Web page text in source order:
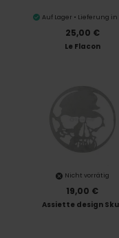
Auf Lager • Lieferung in
25,00 €
Le Flacon
Nicht vorrätig
19,00 €
Assiette design